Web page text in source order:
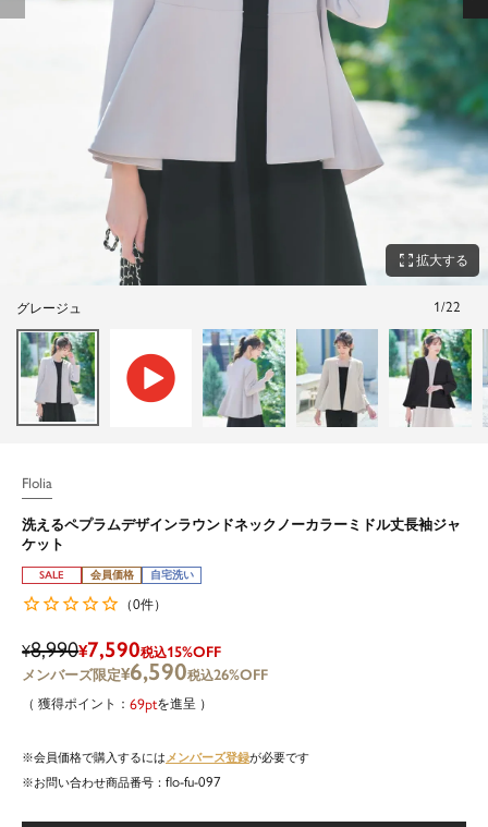
zoom_out_map 拡大する
グレージュ 1/22
Flolia
洗えるペプラムデザインラウンドネックノーカラーミドル丈長袖ジャ
ケット
SALE 会員価格 自宅洗い
（0件）
¥8,990¥7,590税込15%OFF
¥6,590税込26%OFF
69 を進呈
会員価格で購入するには メンバーズ登録が必要です
商品番号
flo-fu-097